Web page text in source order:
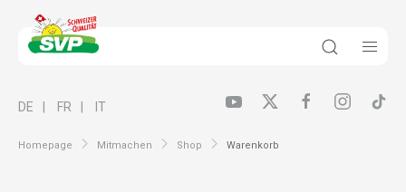
Homepage Mitmachen Shop Warenkorb
DE FR IT